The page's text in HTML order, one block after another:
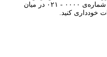
را با ایمیل info@yourdomain.com یا با شماره‌ی ۰۰۰۰ - ۰۲۱ در میان
خودداری کنید.